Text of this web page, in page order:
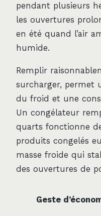
pendant plusieurs
les ouvertures
en été quand l’air
humide.
Remplir
surcharger, permet
du froid et une
Un congélateur
quarts fonctionne
produits congelés
masse froide qui
des ouvertures de
Geste